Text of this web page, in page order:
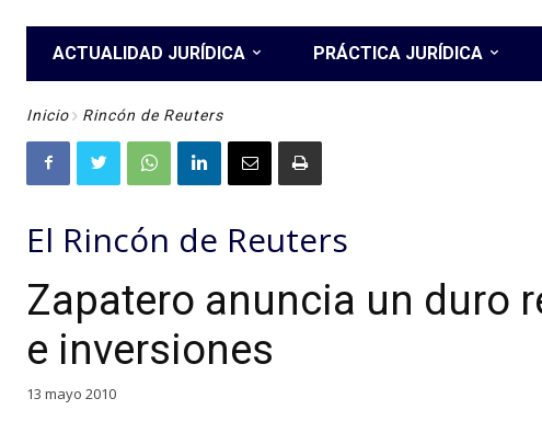
ACTUALIDAD JURÍDICA PRÁCTICA JURÍDICA
Inicio Rincón de Reuters
El Rincón de Reuters
Zapatero anuncia un duro
e inversiones
13 mayo 2010